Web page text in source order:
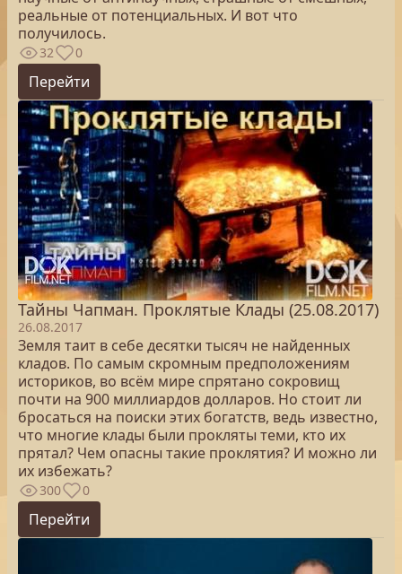
реальные от потенциальных. И вот что
получилось.
32 0
Перейти
Тайны Чапман. Проклятые Клады (25.08.2017)
26.08.2017
Земля таит в себе десятки тысяч не найденных
кладов. По самым скромным предположениям
историков, во всём мире спрятано сокровищ
почти на 900 миллиардов долларов. Но стоит ли
бросаться на поиски этих богатств, ведь известно,
что многие клады были прокляты теми, кто их
прятал? Чем опасны такие проклятия? И можно ли
их избежать?
300 0
Перейти